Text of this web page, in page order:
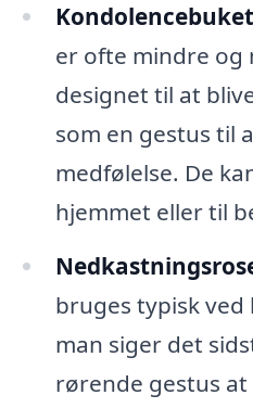
er ofte mindre og
designet til at
som en gestus til
medfølelse. De
hjemmet eller til
bruges typisk
man siger det
rørende gestus